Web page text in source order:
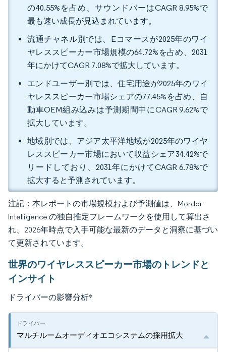
の40.55%を占め、サウンドバーはCAGR 8.95%で
最も速い成長が見込まれています。
流通チャネル別では、Eコマースが2025年のワイ
ヤレススピーカー市場規模の64.72%を占め、2031
年にかけてCAGR 7.08%で拡大しています。
エンドユーザー別では、住宅用途が2025年のワイ
ヤレススピーカー市場シェアの77.45%を占め、自
動車OEM組み込みは予測期間中にCAGR 9.62%で
拡大しています。
地域別では、アジア太平洋地域が2025年のワイヤ
レススピーカー市場において収益シェア34.42%で
リードしており、2031年にかけてCAGR 6.78%で
拡大すると予測されています。
注記：本レポートの市場規模および予測値は、Mordor
Intelligence の独自推定フレームワークを使用して算出さ
れ、2026年時点で入手可能な最新のデータと洞察に基づい
て更新されています。
世界のワイヤレススピーカー市場のトレンドと
インサイト
ドライバーの影響分析*
マルチルームオーディオエコシステムの採用拡大